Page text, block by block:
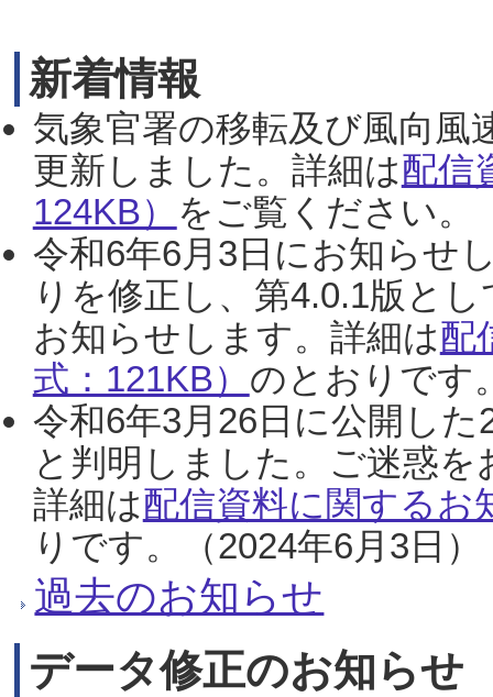
新着情報
気象官署の移転及び風向風
更新しました。詳細は配信
124KB） をご覧ください。
令和6年6月3日にお知らせ
りを修正し、第4.0.1版と
お知らせします。詳細は配
式：121KB） のとおりです
令和6年3月26日に公開し
と判明しました。ご迷惑
詳細は配信資料に関するお
りです。（2024年6月3日）
過去のお知らせ
データ修正のお知らせ